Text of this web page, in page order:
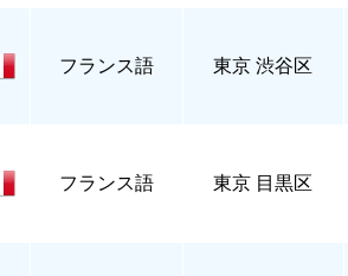
フランス語 東京 渋谷区
フランス語 東京 目黒区